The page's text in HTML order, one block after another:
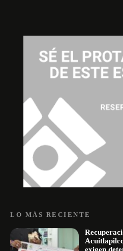
LO MÁS RECIENTE
exigen